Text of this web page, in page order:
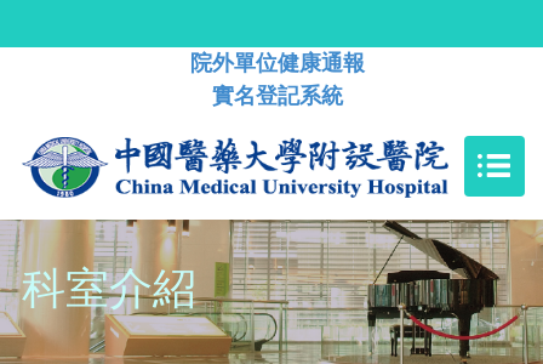
院外單位健康通報
實名登記系統
科室介紹